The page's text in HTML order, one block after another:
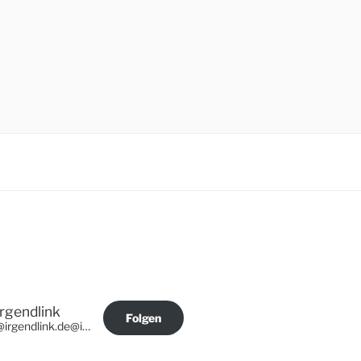
@irgendlink.de@irgendlink.de
Folgen